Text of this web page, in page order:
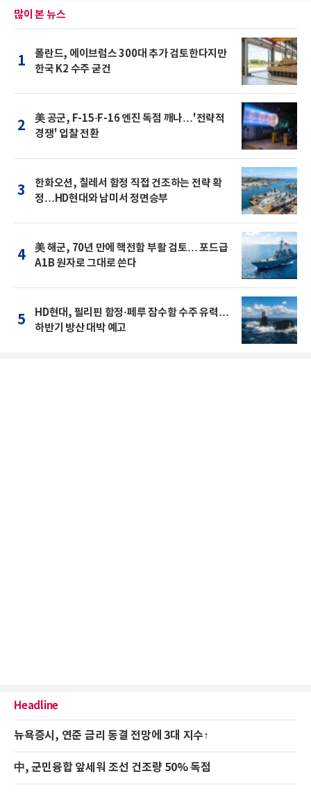
많이 본 뉴스
1
폴란드, 에이브럼스 300대 추가 검토한다지만
한국 K2 수주 굳건
2
美 공군, F-15·F-16 엔진 독점 깨나…'전략적
경쟁' 입찰 전환
3
한화오션, 칠레서 함정 직접 건조하는 전략 확
정…HD현대와 남미서 정면승부
4
美 해군, 70년 만에 핵전함 부활 검토… 포드급
A1B 원자로 그대로 쓴다
5
HD현대, 필리핀 함정·페루 잠수함 수주 유력…
하반기 방산 대박 예고
Headline
뉴욕증시, 연준 금리 동결 전망에 3대 지수↑
中, 군민융합 앞세워 조선 건조량 50% 독점